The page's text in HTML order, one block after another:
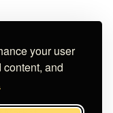
your user
and